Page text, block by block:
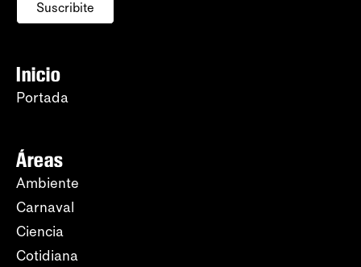
Suscribite
Inicio
Portada
Áreas
Ambiente
Carnaval
Ciencia
Cotidiana